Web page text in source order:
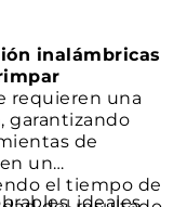
inalámbricas
requieren una
garantizando
de
un
el tiempo de
ideales